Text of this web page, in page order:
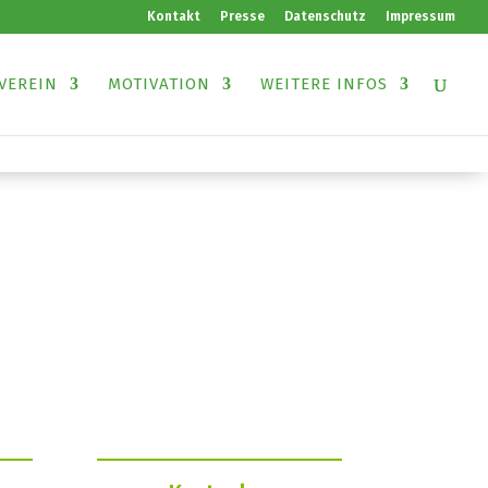
Kontakt Presse Datenschutz Impressum
MOTIVATION WEITERE INFOS